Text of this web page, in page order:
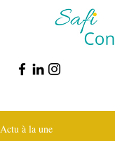
Actu à la une